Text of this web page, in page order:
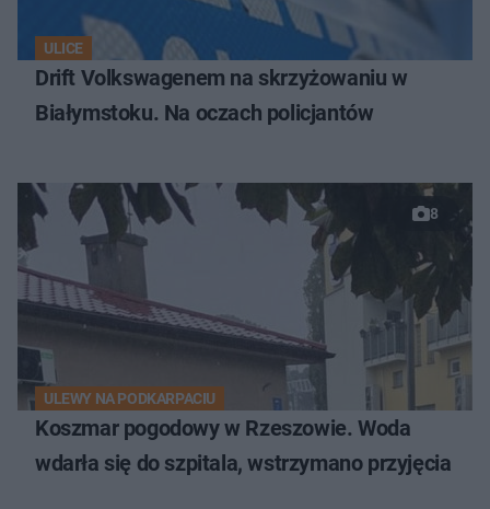
ULICE
Drift Volkswagenem na skrzyżowaniu w
Białymstoku. Na oczach policjantów
8
ULEWY NA PODKARPACIU
Koszmar pogodowy w Rzeszowie. Woda
wdarła się do szpitala, wstrzymano przyjęcia